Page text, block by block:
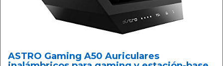
ASTRO Gaming A50 Auriculares